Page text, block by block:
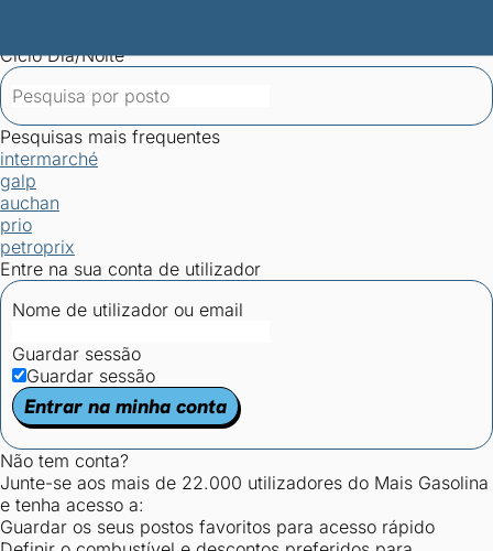
Ciclo Dia/Noite
Pesquisas mais frequentes
intermarché
galp
auchan
prio
petroprix
Entre na sua conta de utilizador
Nome de utilizador ou email
Guardar sessão
Guardar sessão
Entrar na minha conta
Não tem conta?
Junte-se aos mais de 22.000 utilizadores do Mais Gasolina
e tenha acesso a:
Guardar os seus postos favoritos para acesso rápido